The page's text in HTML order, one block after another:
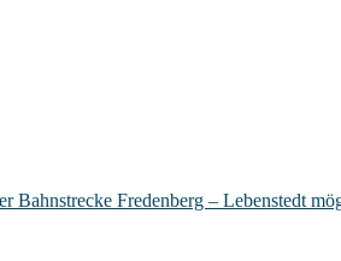
Bahnstrecke Fredenberg – Lebenstedt